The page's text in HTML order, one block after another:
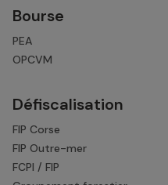
Bourse
PEA
OPCVM
Défiscalisation
FIP Corse
FIP Outre-mer
FCPI / FIP